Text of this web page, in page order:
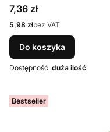
Cena
7,36 zł
Cena
5,98 złbez VAT
Do koszyka
Dostępność: duża ilość
Bestseller